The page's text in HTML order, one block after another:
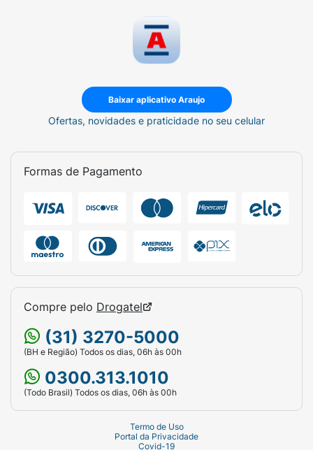
Baixar aplicativo Araujo
Ofertas, novidades e praticidade no seu celular
Formas de Pagamento
Compre pelo Drogatel
(31) 3270-5000
(BH e Região) Todos os dias, 06h às 00h
0300.313.1010
(Todo Brasil) Todos os dias, 06h às 00h
Termo de Uso
Portal da Privacidade
Covid-19